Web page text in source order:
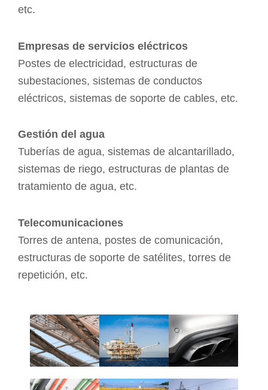
etc.
Empresas de servicios eléctricos
Postes de electricidad, estructuras de
subestaciones, sistemas de conductos
eléctricos, sistemas de soporte de cables, etc.
Gestión del agua
Tuberías de agua, sistemas de alcantarillado,
sistemas de riego, estructuras de plantas de
tratamiento de agua, etc.
Telecomunicaciones
Torres de antena, postes de comunicación,
estructuras de soporte de satélites, torres de
repetición, etc.